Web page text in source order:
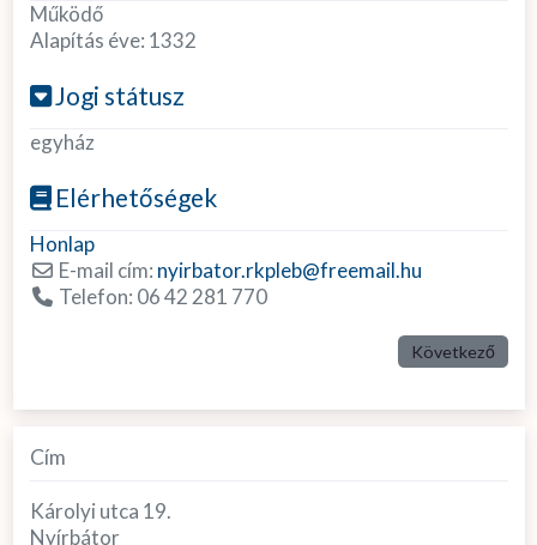
Működő
Alapítás éve: 1332
Jogi státusz
egyház
Elérhetőségek
Honlap
E-mail cím: nyirbator.rkpleb@freemail.hu
Telefon: 06 42 281 770
Következő
Cím
Károlyi utca 19.
Nyírbátor